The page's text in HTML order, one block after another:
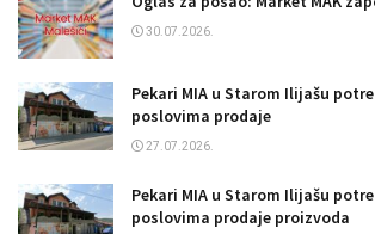
30.07.2026.
Pekari MIA u Starom Ilijašu
poslovima prodaje
27.07.2026.
Pekari MIA u Starom Ilijašu
poslovima prodaje proizvoda